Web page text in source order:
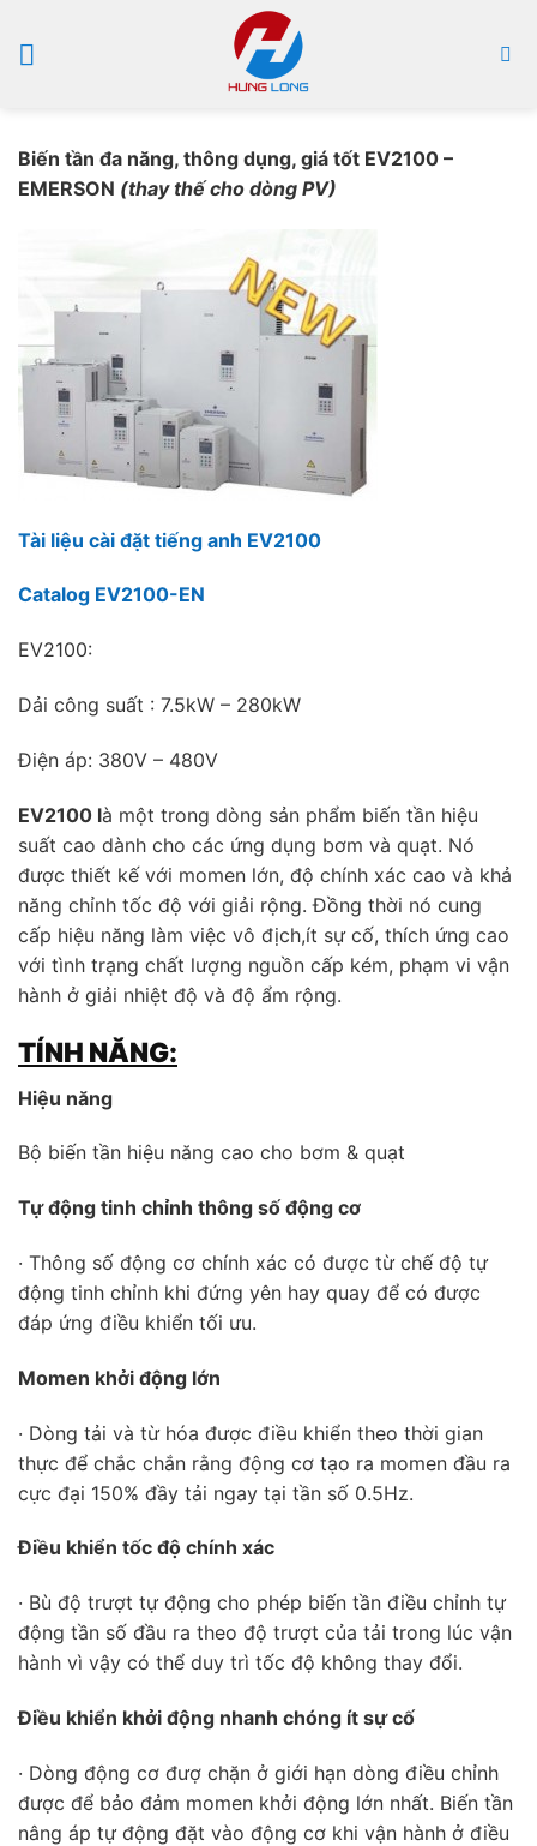
qua
nội
Biến tần đa năng, thông dụng, giá tốt EV2100 –
EMERSON (thay thế cho dòng PV)
Tài liệu cài đặt tiếng anh EV2100
Catalog EV2100-EN
EV2100:
Dải công suất : 7.5kW – 280kW
Điện áp: 380V – 480V
EV2100 là một trong dòng sản phẩm biến tần hiệu
suất cao dành cho các ứng dụng bơm và quạt. Nó
được thiết kế với momen lớn, độ chính xác cao và khả
năng chỉnh tốc độ với giải rộng. Đồng thời nó cung
cấp hiệu năng làm việc vô địch,ít sự cố, thích ứng cao
với tình trạng chất lượng nguồn cấp kém, phạm vi vận
hành ở giải nhiệt độ và độ ẩm rộng.
TÍNH NĂNG:
Hiệu năng
Bộ biến tần hiệu năng cao cho bơm & quạt
Tự động tinh chỉnh thông số động cơ
· Thông số động cơ chính xác có được từ chế độ tự
động tinh chỉnh khi đứng yên hay quay để có được
đáp ứng điều khiển tối ưu.
Momen khởi động lớn
· Dòng tải và từ hóa được điều khiển theo thời gian
thực để chắc chắn rằng động cơ tạo ra momen đầu ra
cực đại 150% đầy tải ngay tại tần số 0.5Hz.
Điều khiển tốc độ chính xác
· Bù độ trượt tự động cho phép biến tần điều chỉnh tự
động tần số đầu ra theo độ trượt của tải trong lúc vận
hành vì vậy có thể duy trì tốc độ không thay đổi.
Điều khiển khởi động nhanh chóng ít sự cố
· Dòng động cơ đượ chặn ở giới hạn dòng điều chỉnh
được để bảo đảm momen khởi động lớn nhất. Biến tần
nâng áp tự động đặt vào động cơ khi vận hành ở điều